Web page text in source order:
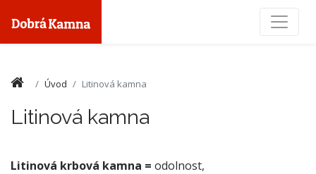
Úvod Litinová kamna
Litinová kamna
Litinová krbová kamna = odolnost,